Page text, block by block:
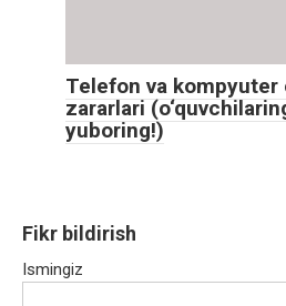
Telefon va kompyuter
zararlari
yuboring!)
Fikr bildirish
Ismingiz